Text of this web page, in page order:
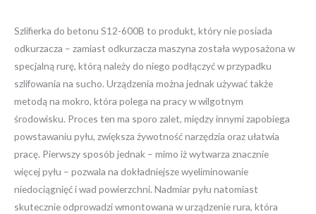
Szlifierka do betonu S12-600B to produkt, który nie posiada
odkurzacza – zamiast odkurzacza maszyna została wyposażona w
specjalną rurę, którą należy do niego podłączyć w przypadku
szlifowania na sucho. Urządzenia można jednak używać także
metodą na mokro, która polega na pracy w wilgotnym
środowisku. Proces ten ma sporo zalet, między innymi zapobiega
powstawaniu pyłu, zwiększa żywotność narzędzia oraz ułatwia
pracę. Pierwszy sposób jednak – mimo iż wytwarza znacznie
więcej pyłu – pozwala na dokładniejsze wyeliminowanie
niedociągnięć i wad powierzchni. Nadmiar pyłu natomiast
skutecznie odprowadzi wmontowana w urządzenie rura, która